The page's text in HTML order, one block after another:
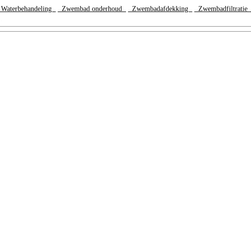
Waterbehandeling Zwembad onderhoud Zwembadafdekking Zwembadfiltratie